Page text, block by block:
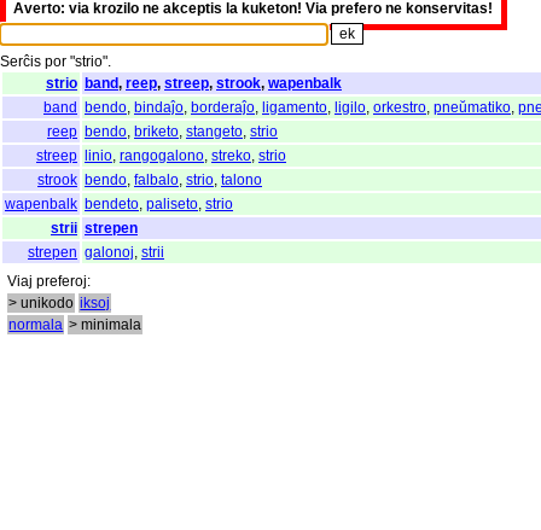
Averto: via krozilo ne akceptis la kuketon! Via prefero ne konservitas!
Serĉis por "strio".
strio band, reep, streep, strook, wapenbalk
band bendo bindaĵo borderaĵo ligamento ligilo orkestro pneŭmatiko
reep bendo briketo stangeto strio
streep linio rangogalono streko strio
strook bendo falbalo strio talono
wapenbalk bendeto paliseto strio
strii strepen
strepen galonoj strii
Viaj preferoj:
> unikodo iksoj
normala > minimala